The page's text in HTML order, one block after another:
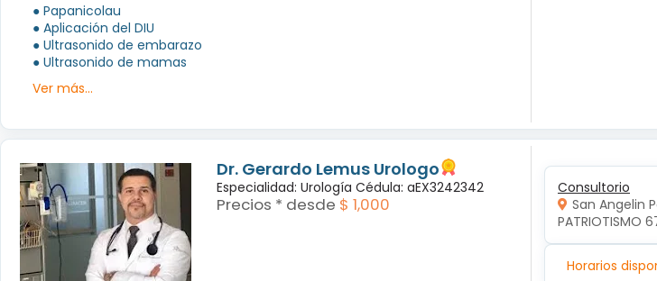
● Papanicolau
● Aplicación del DIU
● Ultrasonido de embarazo
● Ultrasonido de mamas
Ver más...
Dr. Gerardo Lemus Urologo
Especialidad: Urología Cédula: aEX3242342
Precios * desde $ 1,000
Consultorio
San Angelin
PATRIOTISMO
Horarios